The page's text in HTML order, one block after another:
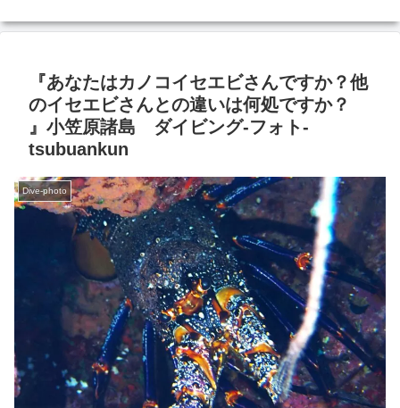
『あなたはカノコイセエビさんですか？他
のイセエビさんとの違いは何処ですか？
』小笠原諸島 ダイビング‐フォト‐
tsubuankun
Dive-photo